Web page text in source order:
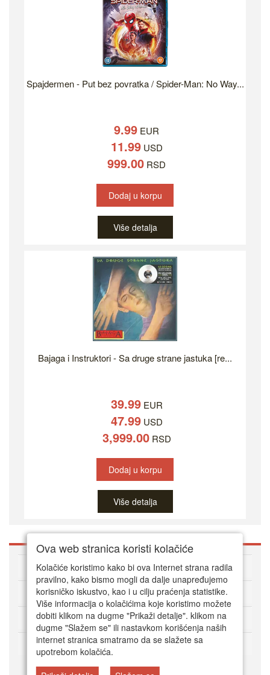
Spajdermen - Put bez povratka / Spider-Man: No Way...
9.99 EUR
11.99USD
999.00 RSD
Dodaj u korpu
Više detalja
Bajaga i Instruktori - Sa druge strane jastuka [re...
39.99EUR
47.99USD
3,999.00RSD
Dodaj u korpu
Više detalja
O DVD Zoni
Kako kupovati online
Korisnički servis
Način plaćanja
Ova web stranica koristi kolačiće
Kolačiće koristimo kako bi ova Internet strana radila
pravilno, kako bismo mogli da dalje unapređujemo
korisničko iskustvo, kao i u cilju praćenja statistike.
Više informacija o kolačićima koje koristimo možete
dobiti klikom na dugme "Prikaži detalje". klikom na
dugme "Slažem se" ili nastavkom korišćenja naših
internet stranica smatramo da se slažete sa
upotrebom kolačića.